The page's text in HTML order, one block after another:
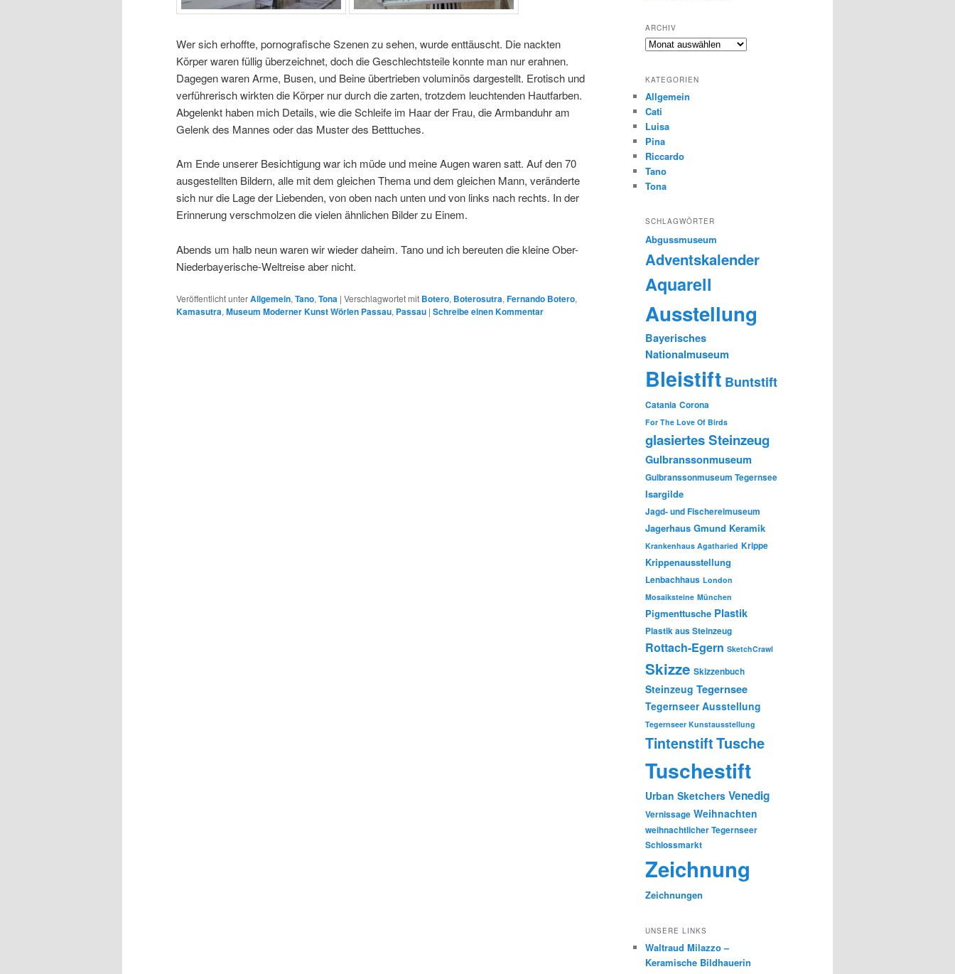
Wer sich erhoffte, pornografische Szenen zu sehen, wurde enttäuscht. Die nackten
Körper waren füllig überzeichnet, doch die Geschlechtsteile konnte man nur erahnen.
Dagegen waren Arme, Busen, und Beine übertrieben voluminös dargestellt. Erotisch und
verführerisch wirkten die Körper nur durch die zarten, trotzdem leuchtenden Hautfarben.
Abgelenkt haben mich Details, wie die Schleife im Haar der Frau, die Armbanduhr am
Gelenk des Mannes oder das Muster des Betttuches.
Am Ende unserer Besichtigung war ich müde und meine Augen waren satt. Auf den 70
ausgestellten Bildern, alle mit dem gleichen Thema und dem gleichen Mann, veränderte
sich nur die Lage der Liebenden, von oben nach unten und von links nach rechts. In der
Erinnerung verschmolzen die vielen ähnlichen Bilder zu Einem.
Abends um halb neun waren wir wieder daheim. Tano und ich bereuten die kleine Ober-
Niederbayerische-Weltreise aber nicht.
Veröffentlicht unterAllgemein, Tano, Tona | Verschlagwortet mit Botero, Boterosutra, Fernando Botero,
Kamasutra, Museum Moderner Kunst Wörlen Passau, Passau | Schreibe einen Kommentar
ARCHIV
Archiv
KATEGORIEN
Allgemein
Cati
Luisa
Pina
Riccardo
Tano
Tona
SCHLAGWÖRTER
Abgussmuseum
Adventskalender
Aquarell
Ausstellung
Bayerisches
Nationalmuseum
Bleistift Buntstift
Catania Corona
For The Love Of Birds
glasiertes Steinzeug
Gulbranssonmuseum
Gulbranssonmuseum Tegernsee
Isargilde
Jagd- und Fischereimuseum
Jagerhaus Gmund Keramik
Krankenhaus Agatharied Krippe
Krippenausstellung
Lenbachhaus London
Mosaiksteine München
Pigmenttusche Plastik
Plastik aus Steinzeug
Rottach-Egern SketchCrawl
Skizze Skizzenbuch
Steinzeug Tegernsee
Tegernseer Ausstellung
Tegernseer Kunstausstellung
TintenstiftTusche
Tuschestift
Urban Sketchers Venedig
Vernissage Weihnachten
weihnachtlicher Tegernseer
Schlossmarkt
Zeichnung
Zeichnungen
UNSERE LINKS
Waltraud Milazzo –
Keramische Bildhauerin